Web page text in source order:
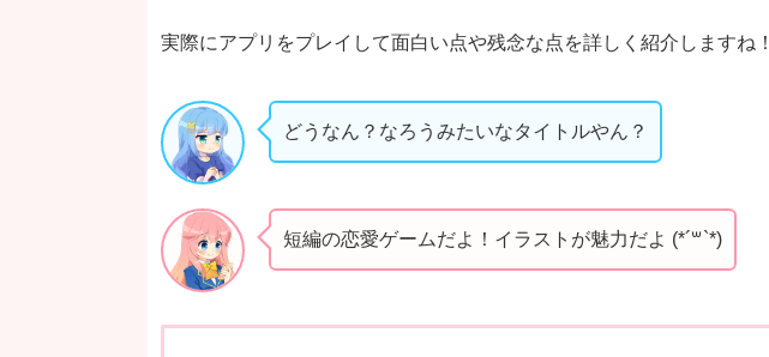
実際にアプリをプレイして面白い点や残念な点を詳しく紹介しますね！
どうなん？なろうみたいなタイトルやん？
短編の恋愛ゲームだよ！イラストが魅力だよ (*´꒳`*)